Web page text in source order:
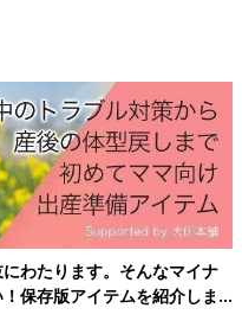
は深呼吸、痛みの無い時は
繰り返し。痛いけど、声が
時より痛くない。子宮口4
張りましたね」と褒めら
明あり。
いかな？くらい。声出るレ
わたります。そんなマイナ
保存版アイテムを紹介しま